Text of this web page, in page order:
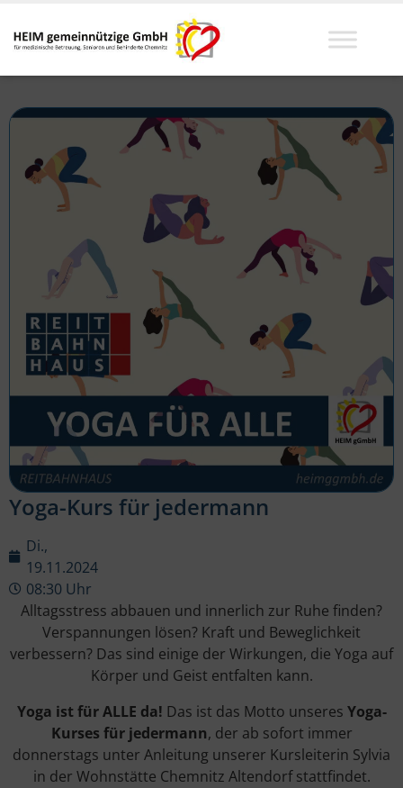
Yoga-Kurs für jedermann
Di.,
19.11.2024
08:30 Uhr
Alltagsstress abbauen und innerlich zur Ruhe finden?
Verspannungen lösen? Kraft und Beweglichkeit
verbessern? Das sind einige der Wirkungen, die Yoga auf
Körper und Geist entfalten kann.
Yoga ist für ALLE da! Das ist das Motto unseres Yoga-
Kurses für jedermann, der ab sofort immer
donnerstags unter Anleitung unserer Kursleiterin Sylvia
in der Wohnstätte Chemnitz Altendorf stattfindet.